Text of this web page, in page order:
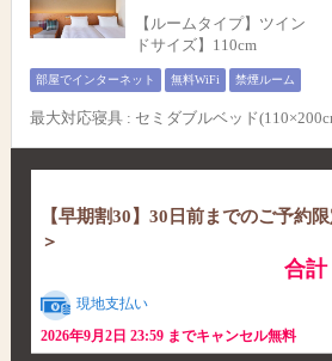
【ルームタイプ】ツイン
ドサイズ】110cm
部屋でインターネット 無料WiFi 禁煙ルーム
最大対応寝具 : セミダブルベッド
【早期割30】30日前までのご予約
＞
合計
現地支払い
2026年9月2日 23:59 までキャンセル無料